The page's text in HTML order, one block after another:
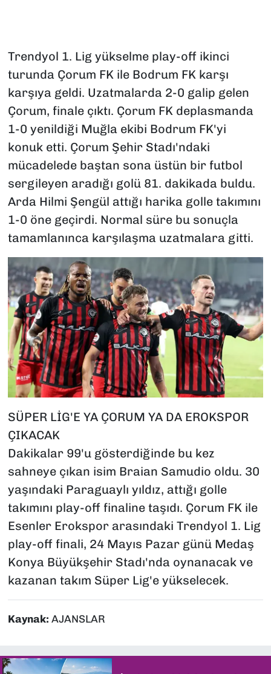
Trendyol 1. Lig yükselme play-off ikinci
turunda Çorum FK ile Bodrum FK karşı
karşıya geldi. Uzatmalarda 2-0 galip gelen
Çorum, finale çıktı. Çorum FK deplasmanda
1-0 yenildiği Muğla ekibi Bodrum FK'yi
konuk etti. Çorum Şehir Stadı'ndaki
mücadelede baştan sona üstün bir futbol
sergileyen aradığı golü 81. dakikada buldu.
Arda Hilmi Şengül attığı harika golle takımını
1-0 öne geçirdi. Normal süre bu sonuçla
tamamlanınca karşılaşma uzatmalara gitti.
SÜPER LİG'E YA ÇORUM YA DA EROKSPOR
ÇIKACAK
Dakikalar 99'u gösterdiğinde bu kez
sahneye çıkan isim Braian Samudio oldu. 30
yaşındaki Paraguaylı yıldız, attığı golle
takımını play-off finaline taşıdı. Çorum FK ile
Esenler Erokspor arasındaki Trendyol 1. Lig
play-off finali, 24 Mayıs Pazar günü Medaş
Konya Büyükşehir Stadı'nda oynanacak ve
kazanan takım Süper Lig'e yükselecek.
Kaynak: AJANSLAR